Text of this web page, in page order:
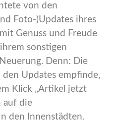
von den
Foto-)Updates ihres
Genuss und Freude
sonstigen
Denn: Die
Updates empfinde,
Klick „Artikel jetzt
auf die
den Innenstädten.